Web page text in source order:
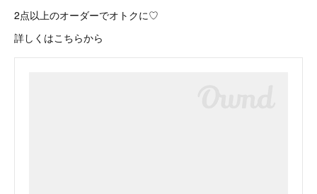
2点以上のオーダーでオトクに♡
詳しくはこちらから